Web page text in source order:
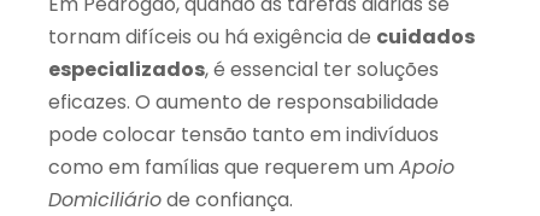
tornam difíceis ou há exigência de cuidados
especializados, é essencial ter soluções
eficazes. O aumento de responsabilidade
pode colocar tensão tanto em indivíduos
como em famílias que requerem um Apoio
Domiciliáriode confiança.